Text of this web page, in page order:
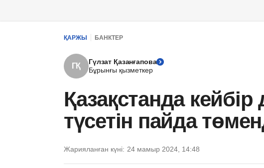
ҚАРЖЫ БАНКТЕР
ГҚ
Гүлзат Қазанғапова
Бұрынғы қызметкер
Қазақстанда кейбір
түсетін пайда
Жарияланған күні: 24 мамыр 2024, 14:48